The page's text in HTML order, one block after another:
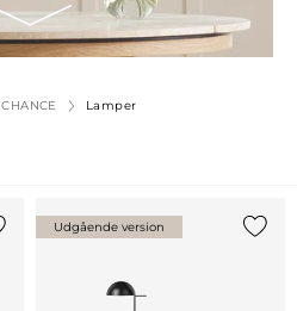
Lamper
Udgående version